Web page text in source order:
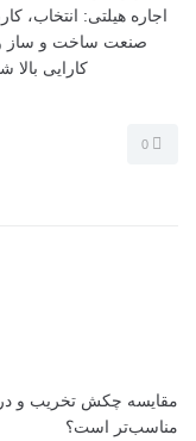
اجاره هیلتی: انتخاب،
صنعت ساخت و ساز و
کارایی بالا
مقایسه چکش تخریب و
مناسب‌تر است؟